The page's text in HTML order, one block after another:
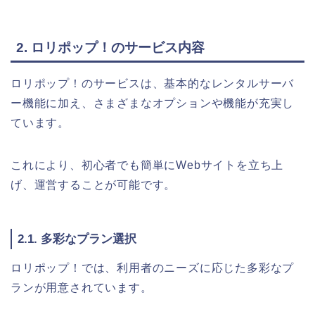
2. ロリポップ！のサービス内容
ロリポップ！のサービスは、基本的なレンタルサーバ
ー機能に加え、さまざまなオプションや機能が充実し
ています。
これにより、初心者でも簡単にWebサイトを立ち上
げ、運営することが可能です。
2.1. 多彩なプラン選択
ロリポップ！では、利用者のニーズに応じた多彩なプ
ランが用意されています。